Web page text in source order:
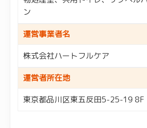
ン
運営事業者名
株式会社ハートフルケア
運営者所在地
東京都品川区東五反田5-25-19 8F